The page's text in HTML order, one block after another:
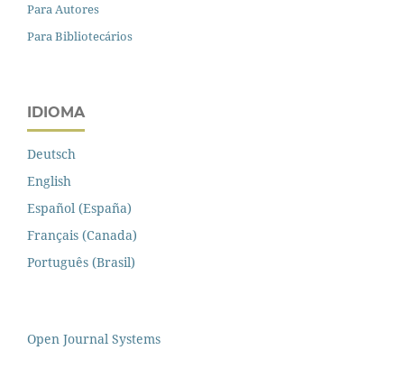
Para Autores
Para Bibliotecários
IDIOMA
Deutsch
English
Español (España)
Français (Canada)
Português (Brasil)
Open Journal Systems